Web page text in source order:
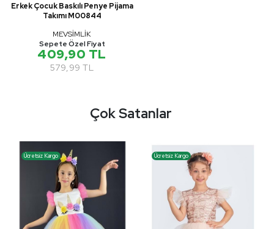
Erkek Çocuk Baskılı Penye Pijama
Takımı M00844
MEVSİMLİK
Sepete Özel Fiyat
409,90 TL
579,99 TL
Çok Satanlar
Ücretsiz Kargo Ücretsiz Kargo